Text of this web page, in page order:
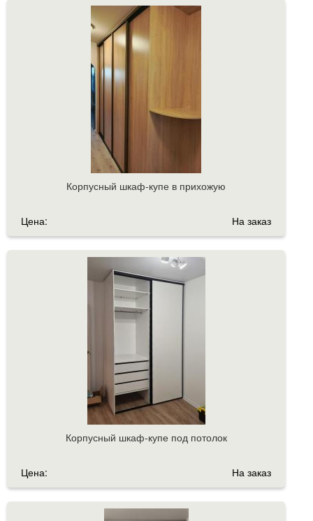
Корпусный шкаф-купе в прихожую
Цена: На заказ
Корпусный шкаф-купе под потолок
Цена: На заказ